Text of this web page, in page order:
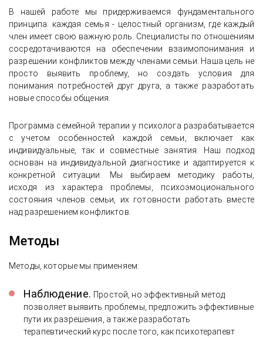
В нашей работе мы придерживаемся фундаментального
принципа: каждая семья - целостный организм, где каждый
член имеет свою важную роль. Специалисты по отношениям
сосредотачиваются на обеспечении взаимопонимания и
разрешении конфликтов между членами семьи. Наша цель не
просто выявить проблему, но создать условия для
понимания потребностей друг друга, а также разработать
новые способы общения.
Программа семейной терапии у психолога разрабатывается
с учетом особенностей каждой семьи, включает как
индивидуальные, так и совместные занятия. Наш подход
основан на индивидуальной диагностике и адаптируется к
конкретной ситуации. Мы выбираем методику работы,
исходя из характера проблемы, психоэмоционального
состояния членов семьи, их готовности работать вместе
над разрешением конфликтов.
Методы
Методы, которые мы применяем:
Наблюдение. Простой, но эффективный метод
позволяет выявить проблемы, предложить эффективные
пути их разрешения, а также разработать
терапевтический курс после того, как психотерапевт